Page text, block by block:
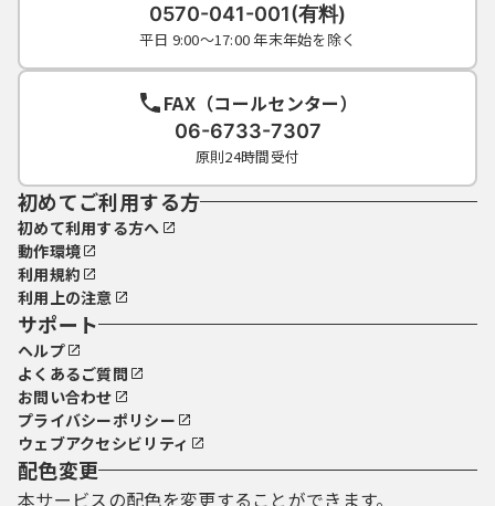
0570-041-001(有料)
平日 9:00～17:00 年末年始を除く
FAX（コールセンター）
06-6733-7307
原則24時間受付
初めてご利用する方
初めて利用する方へ
動作環境
利用規約
利用上の注意
サポート
ヘルプ
よくあるご質問
お問い合わせ
プライバシーポリシー
ウェブアクセシビリティ
配色変更
本サービスの配色を変更することができます。